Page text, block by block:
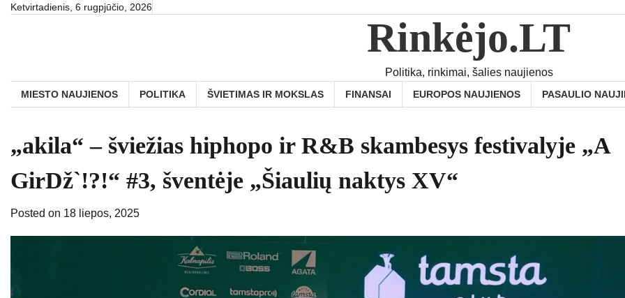
SkipKetvirtadienis, 6 rugpjūčio, 2026
Rinkėjo.LT
Politika, rinkimai, šalies naujienos
MIESTO NAUJIENOS POLITIKA ŠVIETIMAS IR MOKSLAS FINANSAI EUROPOS NAUJIENOS PASAULIO
„akila“ – šviežias hiphopo ir R&B skambesys festivalyje „A
GirDž`!?!“ #3, šventėje „Šiaulių naktys XV“
Posted on 18 liepos, 2025